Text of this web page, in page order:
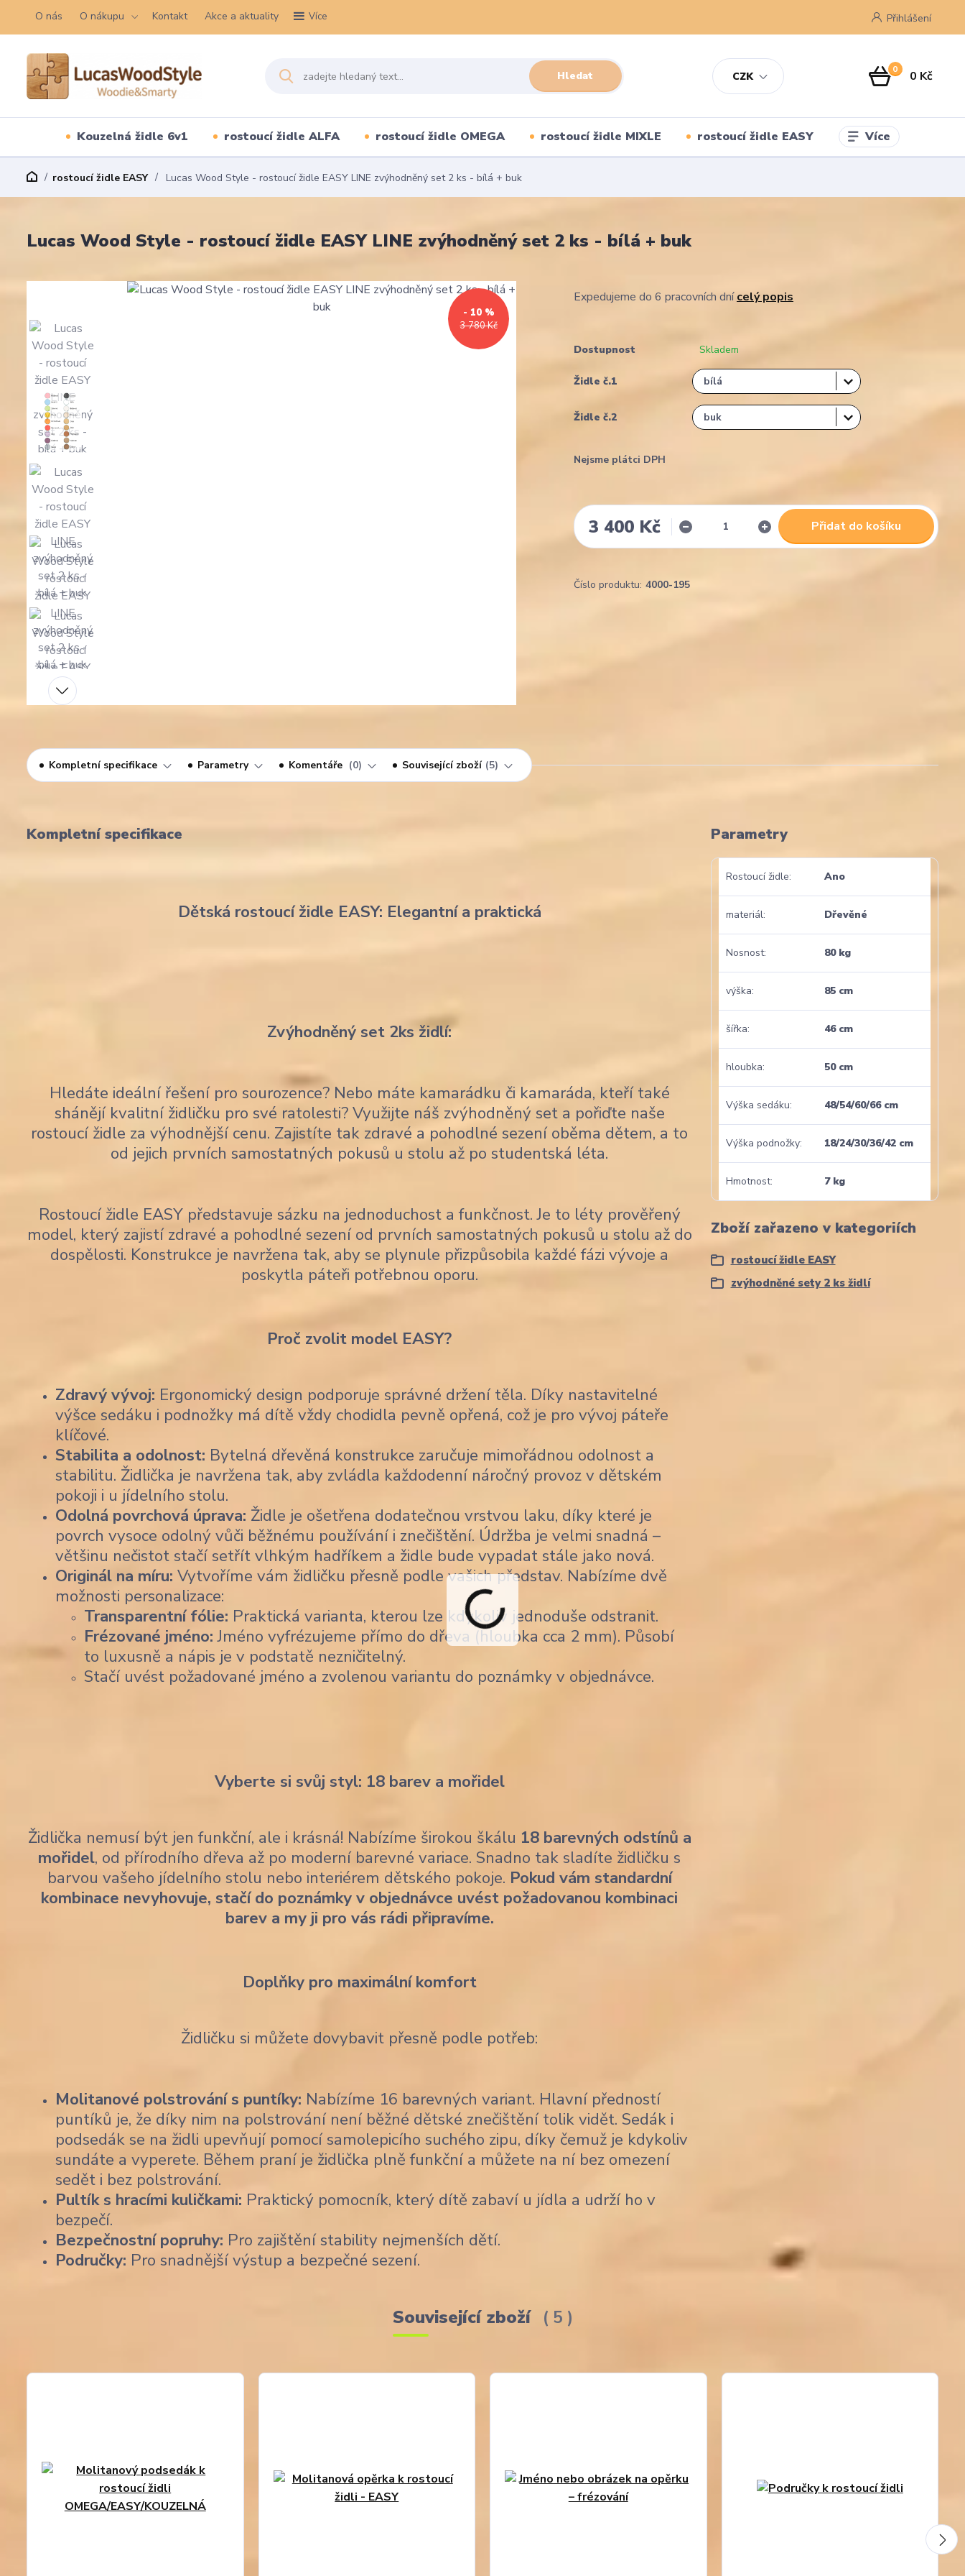
O nás O nákupu Kontakt Akce a aktuality Více
CZK
Přihlášení
Hledat 0 0 Kč
Kouzelná židle 6v1 rostoucí židle ALFA rostoucí židle OMEGA rostoucí židle MIXLE rostoucí židle EASY Více
rostoucí židle EASY Lucas Wood Style - rostoucí židle EASY LINE zvýhodněný set 2 ks - bílá + buk
Lucas Wood Style - rostoucí židle EASY LINE zvýhodněný set 2 ks - bílá + buk
3 780 Kč
- 10 %
Expedujeme do 6 pracovních dnícelý popis
Dostupnost Skladem
Židle č.1
Židle č.2
Nejsme plátci DPH
3 400 Kč Přidat do košíku
Číslo produktu: 4000-195
Kompletní specifikace Parametry Komentáře 0 Související zboží 5
Kompletní specifikace
Dětská rostoucí židle EASY: Elegantní a praktická
Zvýhodněný set 2ks židlí:
Hledáte ideální řešení pro sourozence? Nebo máte kamarádku či kamaráda, kteří také
shánějí kvalitní židličku pro své ratolesti? Využijte náš zvýhodněný set a pořiďte naše
rostoucí židle za výhodnější cenu. Zajistíte tak zdravé a pohodlné sezení oběma dětem, a to
od jejich prvních samostatných pokusů u stolu až po studentská léta.
Rostoucí židle EASY představuje sázku na jednoduchost a funkčnost. Je to léty prověřený
model, který zajistí zdravé a pohodlné sezení od prvních samostatných pokusů u stolu až do
dospělosti. Konstrukce je navržena tak, aby se plynule přizpůsobila každé fázi vývoje a
poskytla páteři potřebnou oporu.
Proč zvolit model EASY?
Zdravý vývoj: Ergonomický design podporuje správné držení těla. Díky nastavitelné
výšce sedáku i podnožky má dítě vždy chodidla pevně opřená, což je pro vývoj páteře
klíčové.
Stabilita a odolnost: Bytelná dřevěná konstrukce zaručuje mimořádnou odolnost a
stabilitu. Židlička je navržena tak, aby zvládla každodenní náročný provoz v dětském
pokoji i u jídelního stolu.
Odolná povrchová úprava: Židle je ošetřena dodatečnou vrstvou laku, díky které je
povrch vysoce odolný vůči běžnému používání i znečištění. Údržba je velmi snadná –
většinu nečistot stačí setřít vlhkým hadříkem a židle bude vypadat stále jako nová.
Originál na míru: Vytvoříme vám židličku přesně podle vašich představ. Nabízíme dvě
možnosti personalizace:
Transparentní fólie: Praktická varianta, kterou lze kdykoliv jednoduše odstranit.
Frézované jméno:Jméno vyfrézujeme přímo do dřeva (hloubka cca 2 mm). Působí
to luxusně a nápis je v podstatě nezničitelný.
Stačí uvést požadované jméno a zvolenou variantu do poznámky v objednávce.
Vyberte si svůj styl: 18 barev a mořidel
Židlička nemusí být jen funkční, ale i krásná! Nabízíme širokou škálu 18 barevných odstínů a
mořidel, od přírodního dřeva až po moderní barevné variace. Snadno tak sladíte židličku s
barvou vašeho jídelního stolu nebo interiérem dětského pokoje. Pokud vám standardní
kombinace nevyhovuje, stačí do poznámky v objednávce uvést požadovanou kombinaci
barev a my ji pro vás rádi připravíme.
Doplňky pro maximální komfort
Židličku si můžete dovybavit přesně podle potřeb:
Molitanové polstrování s puntíky: Nabízíme 16 barevných variant. Hlavní předností
puntíků je, že díky nim na polstrování není běžné dětské znečištění tolik vidět. Sedák i
podsedák se na židli upevňují pomocí samolepicího suchého zipu, díky čemuž je kdykoliv
sundáte a vyperete. Během praní je židlička plně funkční a můžete na ní bez omezení
sedět i bez polstrování.
Pultík s hracími kuličkami: Praktický pomocník, který dítě zabaví u jídla a udrží ho v
bezpečí.
Bezpečnostní popruhy: Pro zajištění stability nejmenších dětí.
Područky: Pro snadnější výstup a bezpečné sezení.
Parametry
Rostoucí židle Ano
materiál Dřevěné
Nosnost 80 kg
výška 85 cm
šířka 46 cm
hloubka 50 cm
Výška sedáku 48/54/60/66 cm
Výška podnožky 18/24/30/36/42 cm
Hmotnost 7 kg
Zboží zařazeno v kategoriích
rostoucí židle EASY
zvýhodněné sety 2 ks židlí
Související zboží 5